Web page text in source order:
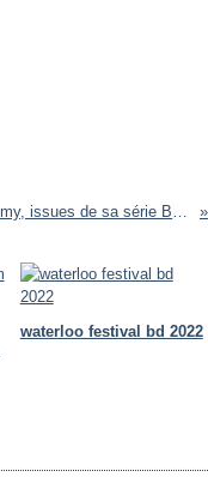
Exposition :de Jeremy, issues de sa série Barracuda, Ville d'Andenne et sa bibliothèque
waterloo festival bd 2022